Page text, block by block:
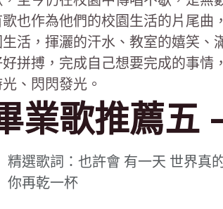
歌也作為他們的校園生活的片尾曲
生活，揮灑的汗水、教室的嬉笑
拼搏，完成自己想要完成的事情
、閃閃發光。
業歌推薦五
精選歌詞：也許會 有一天 世界真
你再乾一杯